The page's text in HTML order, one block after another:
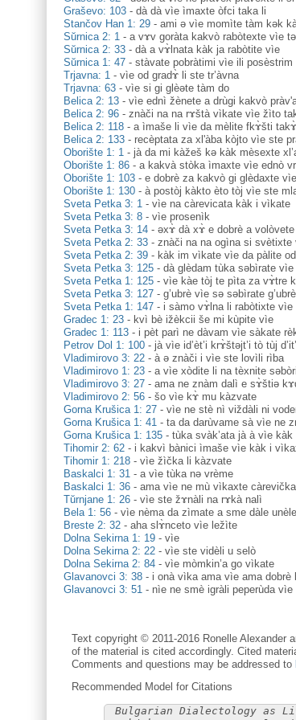
Graševo: 103 - dà dà vìe ìmaxte òfci taka li
Stančov Han 1: 29 - ami ә vìe momìte tàm kək
Sŭrnica 2: 1 - a vɤv goràta kakvò rabòtexte vìe tə
Sŭrnica 2: 33 - dà a vɤ̀lnata kàk ja rabòtite vìe
Sŭrnica 1: 47 - stàvate pobràtimi vìe ili posèstrim
Trjavna: 1 - vìe od gradɤ̀ li ste tr’àvna
Trjavna: 63 - vìe si gi glèəte tàm do
Belica 2: 13 - vìe ednì žènete a drùgi kakvò
Belica 2: 96 - znàči na na rɤštà vìkate vìe žìto
Belica 2: 118 - a ìmaše li vìe da mèlite fkɤ̀šti
Belica 2: 133 - recèptata za xl'àba kòjto vìe ste
Oborište 1: 1 - jà da mi kàžeš kə kàk mèsexte
Oborište 1: 86 - a kakvà stòka ìmaxte vìe ednò
Oborište 1: 103 - e dobrè za kakvò gi glèdaxte
Oborište 1: 130 - à postòj kàkto èto tòj vìe ste
Sveta Petka 3: 1 - vìe na càrevicata kàk i vìkate
Sveta Petka 3: 8 - vìe prosenìk
Sveta Petka 3: 14 - əxɤ̀ dà xɤ̀ e dobrè a
Sveta Petka 2: 33 - znàči na na ogìna si svètixte
Sveta Petka 2: 39 - kàk im vìkate vìe da pàlite
Sveta Petka 3: 125 - dà glèdam tùka səbìrate vìe
Sveta Petka 1: 125 - vìe kàe tòj te pìta za vɤ̀tre
Sveta Petka 3: 127 - g’ubrè vìe sə səbìrate
Sveta Petka 1: 147 - i sàmo vɤ̀lna li rabòtixte vìe
Gradec 1: 23 - kvì bè ižèkcii še mi kùpite vìe
Gradec 1: 113 - i pèt parì ne dàvam vìe sàkate
Petrov Dol 1: 100 - jà vìe id’èt’i krɤ̀štəjt’i tò tùj
Vladimirovo 3: 22 - à ə znàči i vìe ste lovìli rìba
Vladimirovo 1: 23 - a vìe xòdite li na tèxnite səbòri
Vladimirovo 3: 27 - ama ne znàm dalì e sɤ̀štiə
Vladimirovo 2: 56 - šo vìe kɤ̀ mu kàzvate
Gorna Krušica 1: 27 - vìe ne stè nì viždàli ni
Gorna Krušica 1: 41 - ta da darùvame sà vìe ne
Gorna Krušica 1: 135 - tùka svàk’ata jà à vìe
Tihomir 2: 62 - i kakvì bànici ìmaše vìe kàk i
Tihomir 1: 218 - vìe žìčka li kàzvate
Baskalci 1: 31 - a vìe tùka nә vrème
Baskalci 1: 36 - ama vìe ne mù vìkaxte càrevička
Tŭrnjane 1: 26 - vìe ste žɤnàli na rɤkà nalì
Bela 1: 56 - vìe nèma da zìmate a sme dàle
Breste 2: 32 - aha slɤ̀nceto vìe ležìte
Dolna Sekirna 1: 19 - vìe
Dolna Sekirna 2: 22 - vìe ste vidèli u selò
Dolna Sekirna 2: 84 - vìe mòmkin’a go vìkate
Glavanovci 3: 38 - i onà vìka ama vìe ama dobrè
Glavanovci 3: 51 - nìe ne smè igràli peperùda
Text copyright © 2011-2016 Ronelle Alexander
of the material is cited accordingly. Cited
Comments and questions may be addressed to
Recommended Model for Citations
Bulgarian Dialectology as